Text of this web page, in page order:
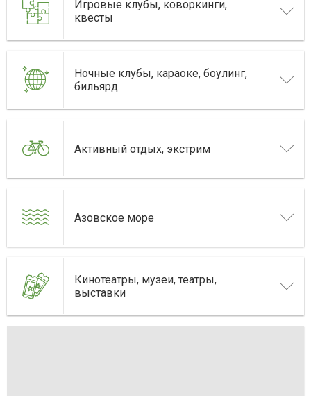
Игровые клубы, коворкинги,
квесты
Ночные клубы, караоке, боулинг,
бильярд
Активный отдых, экстрим
Азовское море
Кинотеатры, музеи, театры,
выставки